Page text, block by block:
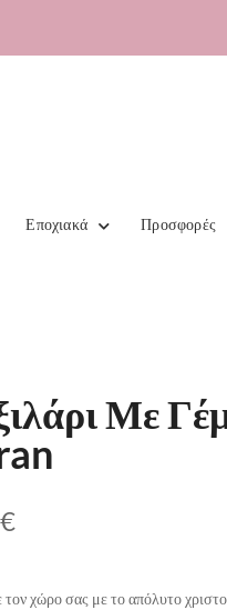
Εποχιακά Προσφορές
Με
€
χώρο σας με το απόλυτο